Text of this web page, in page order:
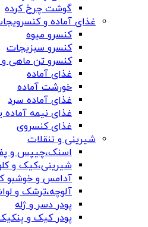
گوشت چرخ کرده
غذای آماده و
کنسرو میوه
کنسرو سبزیجات
کنسرو تن ماهی و
غذای آماده
خورشت آماده
غذای آماده سرد
غذای نیمه آماده
غذای کنسروی
شیرینی و تنقلات
اسنک،چیپس و
شیرینی،کیک و
آدامس و خوشبو
آلوچه،ترشک و
پودر دسر و ژله
پودر کیک و